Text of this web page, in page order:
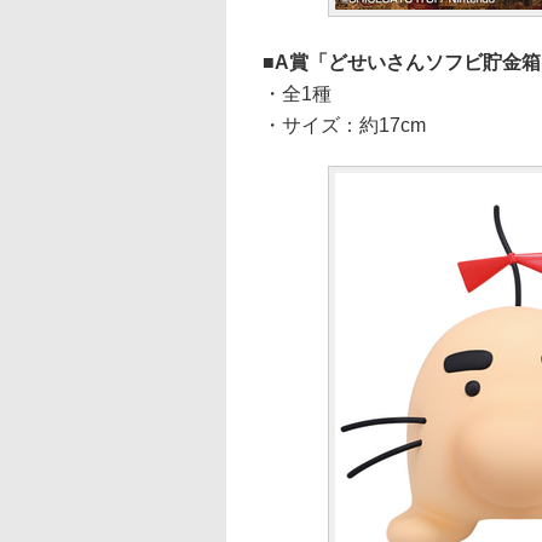
A賞「どせいさんソフビ貯金
・全1種
・サイズ：約17cm